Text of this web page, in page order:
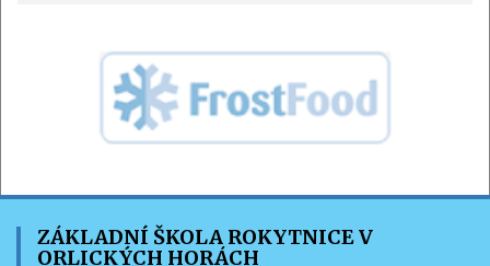
ZÁKLADNÍ ŠKOLA ROKYTNICE V
ORLICKÝCH HORÁCH